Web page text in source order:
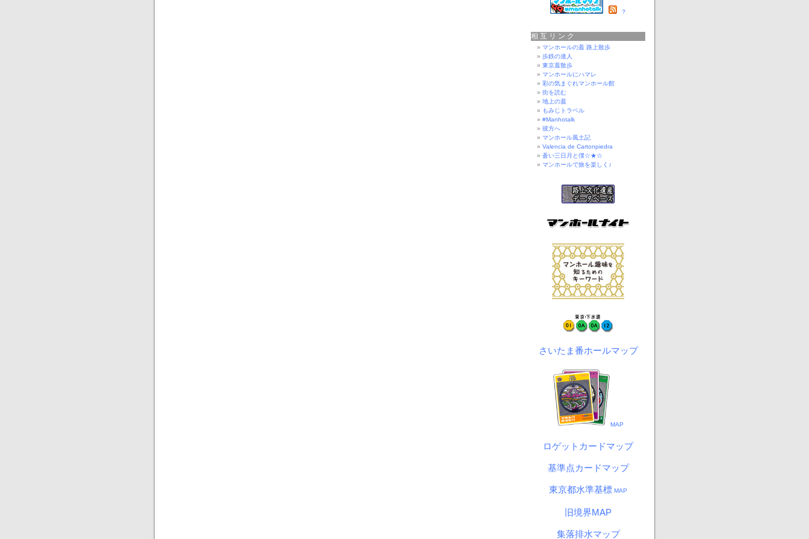
？
相互リンク
マンホールの蓋 路上散歩
歩鉄の達人
東京蓋散歩
マンホールにハマレ
彩の気まぐれマンホール館
街を読む
地上の蓋
もみじトラベル
#Manhotalk
彼方へ
マンホール風土記
Valencia de Cartonpiedra
蒼い三日月と僕☆★☆
マンホールで旅を楽しく♪
さいたま番ホールマップ
MAP
ロゲットカードマップ
基準点カードマップ
東京都水準基標 MAP
旧境界MAP
集落排水マップ